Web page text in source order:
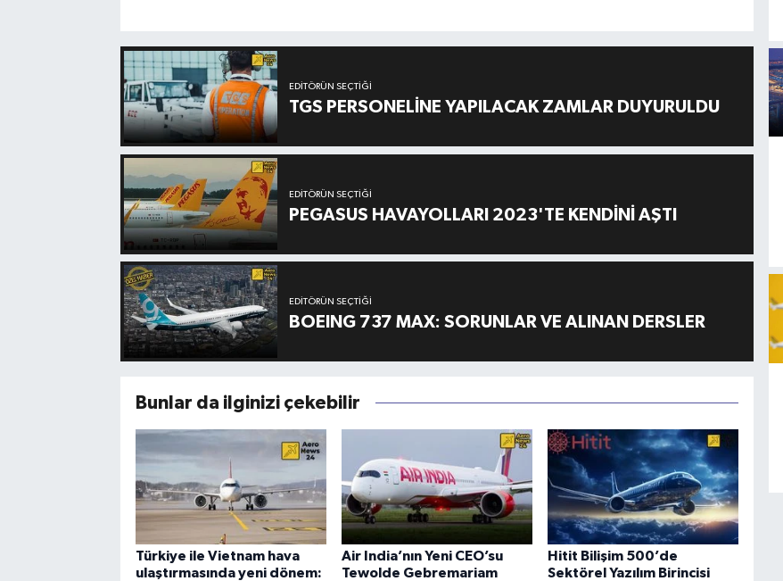
EDITÖRÜN SEÇTIĞI
TGS PERSONELİNE YAPILACAK ZAMLAR DUYURULDU
EDITÖRÜN SEÇTIĞI
PEGASUS HAVAYOLLARI 2023'TE KENDİNİ AŞTI
EDITÖRÜN SEÇTIĞI
BOEING 737 MAX: SORUNLAR VE ALINAN DERSLER
Bunlar da ilginizi çekebilir
Türkiye ile Vietnam hava
ulaştırmasında yeni dönem:
Air India’nın Yeni CEO’su
Tewolde Gebremariam
Hitit Bilişim 500’de
Sektörel Yazılım Birincisi